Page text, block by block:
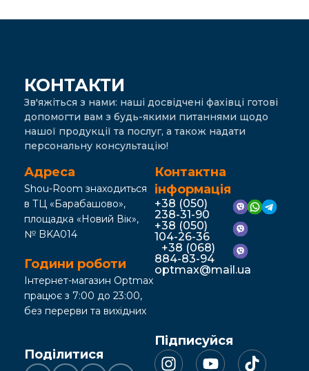
КОНТАКТИ
Зв'яжіться з нами: наші досвідчені фахівці готові
допомогти вам з будь-якими питаннями щодо
нашої продукції та послуг, а також надати
персональну консультацію!
Адреса
Shou-Room знаходиться
в ТЦ «Барабашово»,
площадка «Новий Вік»,
№ BKA014
Години роботи
Інтернет-магазин Optmax
працює з 7:00 до 23:00,
без перерви та вихідних
Контактна
інформація
+38 (050)
238-31-90
+38 (050)
104-26-36
+38 (068)
884-83-94
optmax@mail.ua
Поділитися
Підписуйся